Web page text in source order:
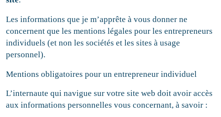
Les informations que je m’apprête à vous donner ne
concernent que les mentions légales pour les entrepreneurs
individuels (et non les sociétés et les sites à usage
personnel).
Mentions obligatoires pour un entrepreneur individuel
L’internaute qui navigue sur votre site web doit avoir accès
aux informations personnelles vous concernant, à savoir :